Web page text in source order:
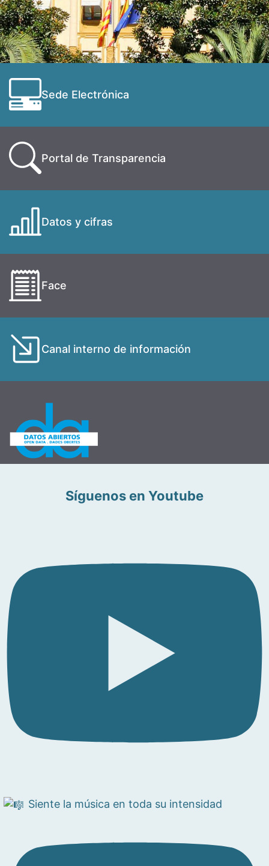
Sede Electrónica
Portal de Transparencia
Datos y cifras
Face
Canal interno de información
Síguenos en Youtube
Siente la música en toda su intensidad